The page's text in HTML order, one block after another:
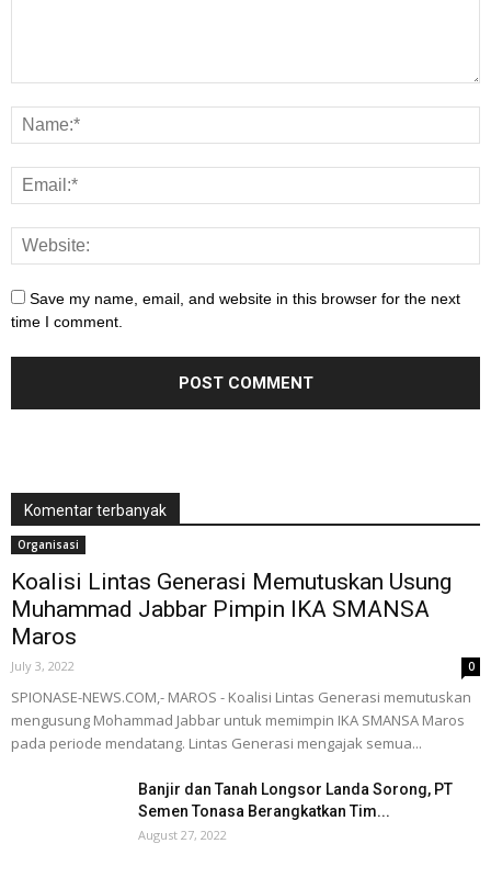
Save my name, email, and website in this browser for the next
time I comment.
Komentar terbanyak
Organisasi
Koalisi Lintas Generasi Memutuskan Usung
Muhammad Jabbar Pimpin IKA SMANSA
Maros
July 3, 2022 0
SPIONASE-NEWS.COM,- MAROS - Koalisi Lintas Generasi memutuskan
mengusung Mohammad Jabbar untuk memimpin IKA SMANSA Maros
pada periode mendatang. Lintas Generasi mengajak semua...
Banjir dan Tanah Longsor Landa Sorong, PT
Semen Tonasa Berangkatkan Tim...
August 27, 2022